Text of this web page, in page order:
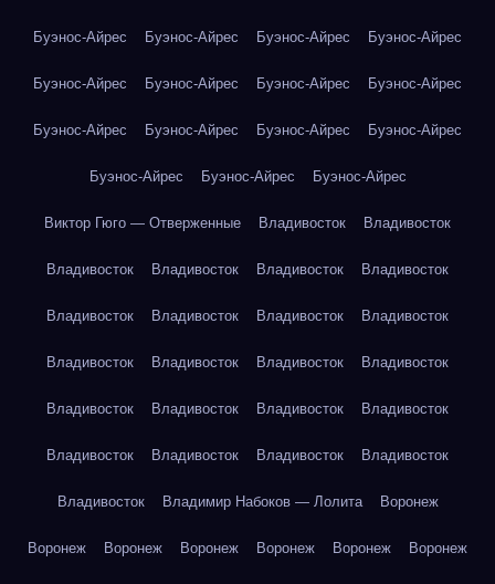
Буэнос-Айрес Буэнос-Айрес Буэнос-Айрес Буэнос-Айрес
Буэнос-Айрес Буэнос-Айрес Буэнос-Айрес Буэнос-Айрес
Буэнос-Айрес Буэнос-Айрес Буэнос-Айрес Буэнос-Айрес
Буэнос-Айрес Буэнос-Айрес Буэнос-Айрес
Виктор Гюго — Отверженные Владивосток Владивосток
Владивосток Владивосток Владивосток Владивосток
Владивосток Владивосток Владивосток Владивосток
Владивосток Владивосток Владивосток Владивосток
Владивосток Владивосток Владивосток Владивосток
Владивосток Владивосток Владивосток Владивосток
Владивосток Владимир Набоков — Лолита Воронеж
Воронеж Воронеж Воронеж Воронеж Воронеж Воронеж